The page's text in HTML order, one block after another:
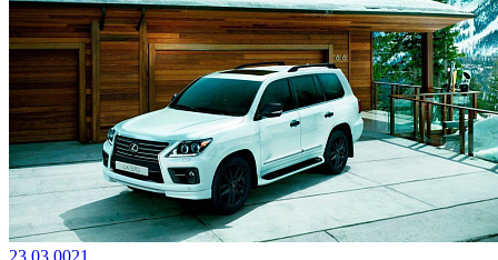
23.03.0021